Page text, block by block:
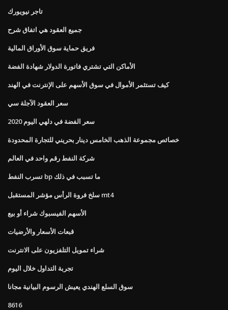
تاجر نيويورك
جميع العقود هي اتفاق شرح
فريق حماية سوق الأوراق المالية
الأماكن التي تشتري فاتورة الدولار شهادة الفضة
كيف تستثمر الأموال في سوق الأسهم على الإنترنت في الهند
سعر العقود الآجلة سي
سعر الفضة في دلهي اليوم 2020
خصائص مجموعة الذهب الخامس دينار بحريني للتجارة المحدودة
شركة النفط رقم واحد في العالم
تسرب النفط bp ما تسبب في ذلك
سلخ فروة الرأس مؤشر المستقبل mt4
الأسهم الفيسبوك شراء أو بيع
قبعات الأسعار والأرضيات
شراء تمويل التلفزيون على الانترنت
تجربة التداول خلال اليوم
سوق السلع الهندي يعيش الرسوم البيانية مجانا
8616